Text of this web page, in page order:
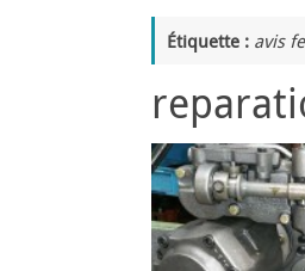
Étiquette : avis